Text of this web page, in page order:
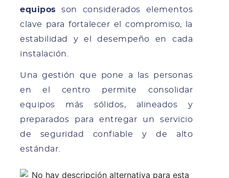
equipos son considerados elementos
clave para fortalecer el compromiso, la
estabilidad y el desempeño en cada
instalación.
Una gestión que pone a las personas
en el centro permite consolidar
equipos más sólidos, alineados y
preparados para entregar un servicio
de seguridad confiable y de alto
estándar.